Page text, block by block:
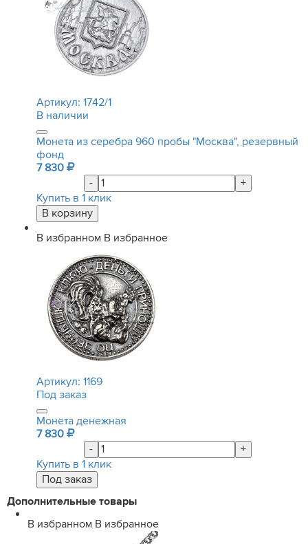
Артикул: 1742/1
В наличии
Монета из серебра 960 пробы "Москва", резервный
фонд
7 830
-
+
Купить в 1 клик
В избранном В избранное
Артикул: 1169
Под заказ
Монета денежная
7 830
-
+
Купить в 1 клик
Дополнительные товары
В избранном В избранное